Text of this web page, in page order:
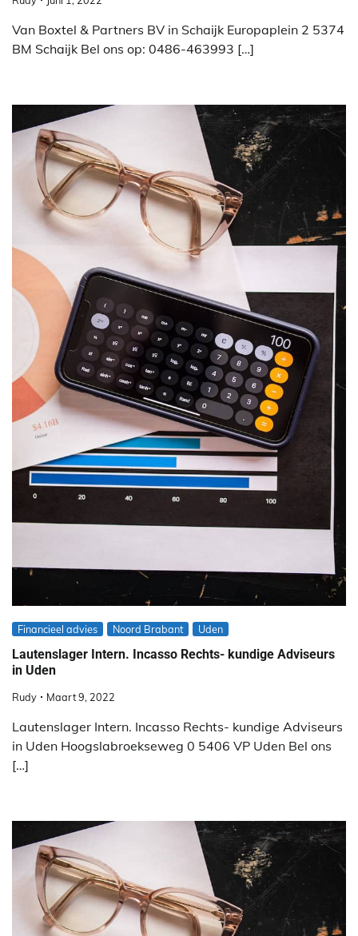
Van Boxtel & Partners BV in Schaijk Europaplein 2 5374
BM Schaijk Bel ons op: 0486-463993 […]
Financieel advies Noord Brabant Uden
Lautenslager Intern. Incasso Rechts- kundige Adviseurs
in Uden
Rudy Maart 9, 2022
Lautenslager Intern. Incasso Rechts- kundige Adviseurs
in Uden Hoogslabroekseweg 0 5406 VP Uden Bel ons
[…]